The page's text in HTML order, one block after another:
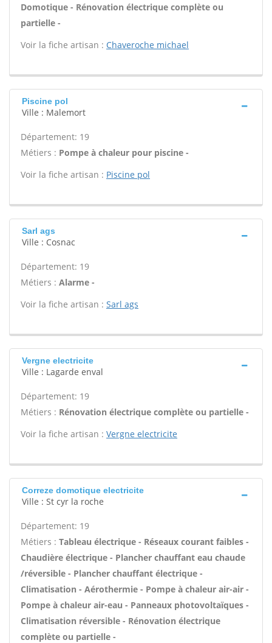
Domotique - Rénovation électrique complète ou
partielle -
Voir la fiche artisan : Chaveroche michael
Piscine pol
Ville : Malemort
Département: 19
Métiers : Pompe à chaleur pour piscine -
Voir la fiche artisan : Piscine pol
Sarl ags
Ville : Cosnac
Département: 19
Métiers : Alarme -
Voir la fiche artisan : Sarl ags
Vergne electricite
Ville : Lagarde enval
Département: 19
Métiers : Rénovation électrique complète ou partielle -
Voir la fiche artisan : Vergne electricite
Correze domotique electricite
Ville : St cyr la roche
Département: 19
Métiers : Tableau électrique - Réseaux courant faibles -
Chaudière électrique - Plancher chauffant eau chaude
/réversible - Plancher chauffant électrique -
Climatisation - Aérothermie - Pompe à chaleur air-air -
Pompe à chaleur air-eau - Panneaux photovoltaïques -
Climatisation réversible - Rénovation électrique
complète ou partielle -